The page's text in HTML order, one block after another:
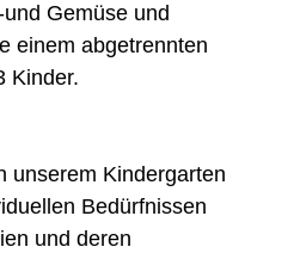
Gemüse und
einem abgetrennten
Kinder.
unserem Kindergarten
Bedürfnissen
und deren